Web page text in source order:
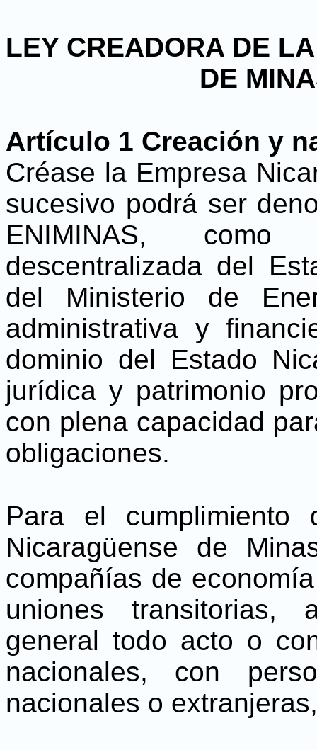
LEY CREADORA DE
DE
Artículo 1 Creación y
Créase la Empresa
sucesivo podrá ser
ENIMINAS,
descentralizada del
del Ministerio de
administrativa y
dominio del Estado
jurídica y patrimonio
con plena capacidad
obligaciones.
Para el
Nicaragüense de
compañías de
uniones transitorias,
general todo acto o
nacionales, con
nacionales o